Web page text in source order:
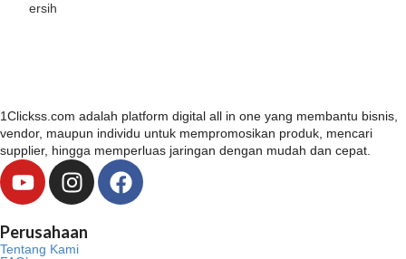
ersih
1Clickss.com adalah platform digital all in one yang membantu bisnis,
vendor, maupun individu untuk mempromosikan produk, mencari
supplier, hingga memperluas jaringan dengan mudah dan cepat.
Y
o
t
I
n
t
F
a
Perusahaan
Tentang Kami